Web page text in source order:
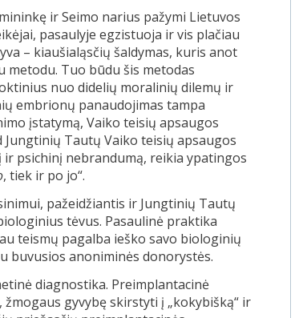
ir Seimo narius pažymi Lietuvos
pasaulyje egzistuoja ir vis plačiau
– kiaušialąsčių šaldymas, kuris anot
metodu. Tuo būdu šis metodas
nuo didelių moralinių dilemų ir
embrionų panaudojimas tampa
įstatymą, Vaiko teisių apsaugos
Tautų Vaiko teisių apsaugos
psichinį nebrandumą, reikia ypatingos
, tiek ir po jo“.
pažeidžiantis ir Jungtinių Tautų
tėvus. Pasaulinė praktika
teismų pagalba ieško savo biologinių
buvusios anoniminės donorystės.
diagnostika. Preimplantacinė
gyvybę skirstyti į „kokybišką“ ir